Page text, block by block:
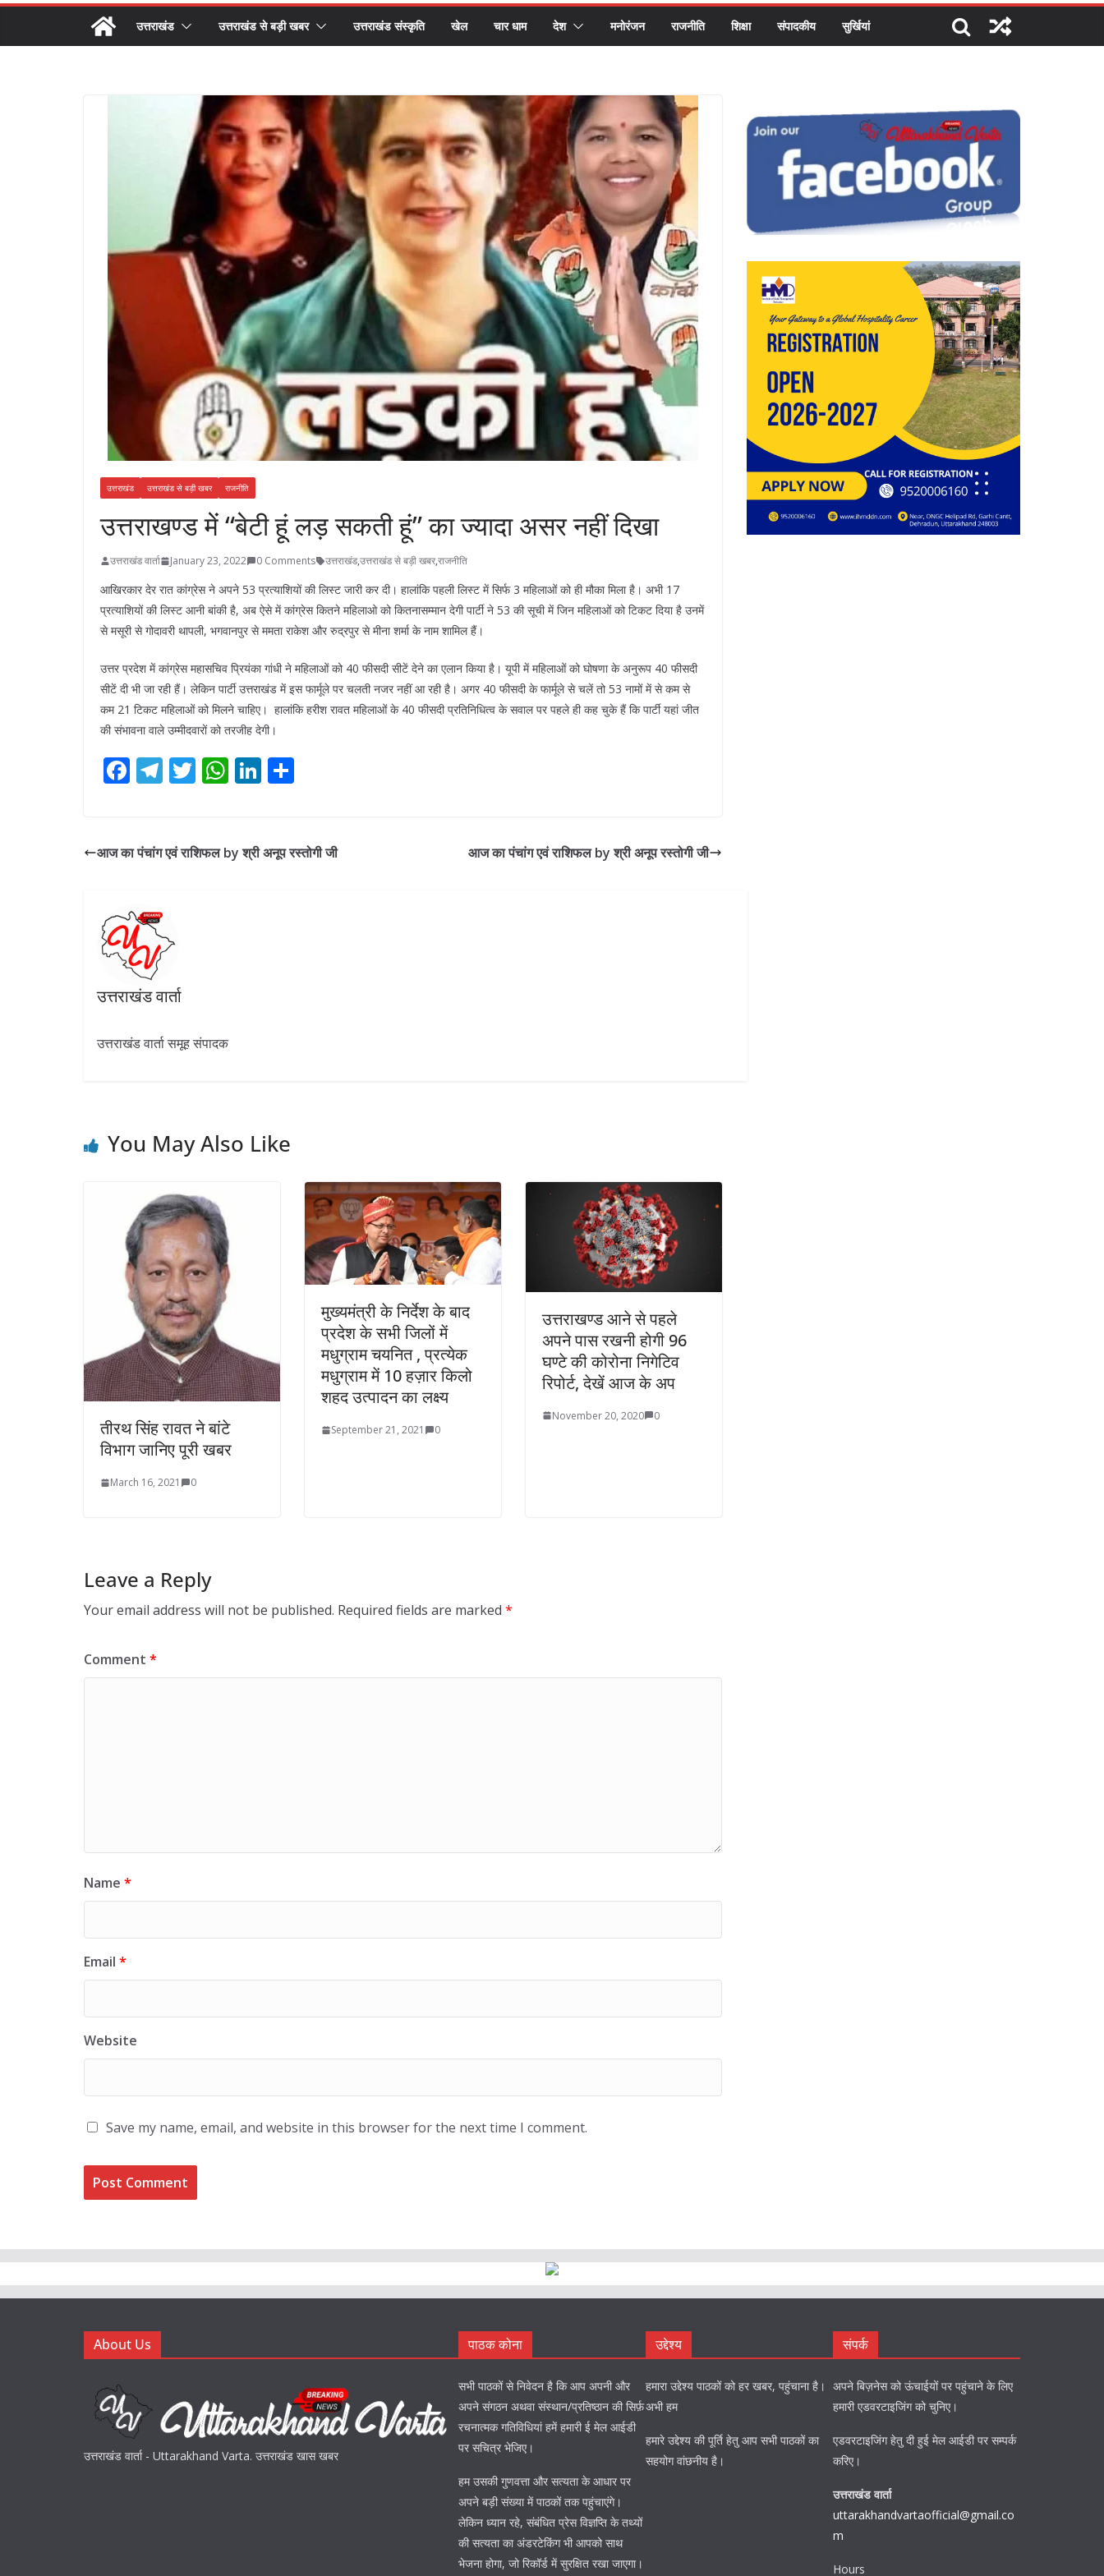
उत्तराखंड उत्तराखंड से बड़ी खबर उत्तराखंड संस्कृति खेल चार धाम देश मनोरंजन राजनीति शिक्षा संपादकीय सुर्खियां
उत्तराखंड उत्तराखंड से बड़ी खबर राजनीति
उत्तराखण्ड में “बेटी हूं लड़ सकती हूं” का ज्यादा असर नहीं दिखा
उत्तराखंड वार्ता January 23, 2022 0 Comments उत्तराखंड,उत्तराखंड से बड़ी खबर,राजनीति
आखिरकार देर रात कांग्रेस ने अपने 53 प्रत्याशियों की लिस्ट जारी कर दी। हालांकि पहली लिस्ट में सिर्फ 3 महिलाओं को ही मौका मिला है। अभी 17
प्रत्याशियों की लिस्ट आनी बांकी है, अब ऐसे में कांग्रेस कितने महिलाओ को कितनासम्मान देगी पार्टी ने 53 की सूची में जिन महिलाओं को टिकट दिया है उनमें
से मसूरी से गोदावरी थापली, भगवानपुर से ममता राकेश और रुद्रपुर से मीना शर्मा के नाम शामिल हैं।
उत्तर प्रदेश में कांग्रेस महासचिव प्रियंका गांधी ने महिलाओं को 40 फीसदी सीटें देने का एलान किया है। यूपी में महिलाओं को घोषणा के अनुरूप 40 फीसदी
सीटें दी भी जा रही हैं। लेकिन पार्टी उत्तराखंड में इस फार्मूले पर चलती नजर नहीं आ रही है। अगर 40 फीसदी के फार्मूले से चलें तो 53 नामों में से कम से
कम 21 टिकट महिलाओं को मिलने चाहिए। हालांकि हरीश रावत महिलाओं के 40 फीसदी प्रतिनिधित्व के सवाल पर पहले ही कह चुके हैं कि पार्टी यहां जीत
की संभावना वाले उम्मीदवारों को तरजीह देगी।
F
b
o
k
T
gr
T
er
W
s
Li
e e
आज का पंचांग एवं राशिफल by श्री अनूप रस्तोगी जी आज का पंचांग एवं राशिफल by श्री अनूप रस्तोगी जी
उत्तराखंड वार्ता
उत्तराखंड वार्ता समूह संपादक
You May Also Like
तीरथ सिंह रावत ने बांटे
विभाग जानिए पूरी खबर
March 16, 2021 0
मुख्यमंत्री के निर्देश के बाद
प्रदेश के सभी जिलों में
मधुग्राम चयनित , प्रत्येक
मधुग्राम में 10 हज़ार किलो
शहद उत्पादन का लक्ष्य
September 21, 2021 0
उत्तराखण्ड आने से पहले
अपने पास रखनी होगी 96
घण्टे की कोरोना निगेटिव
रिपोर्ट, देखें आज के अप
November 20, 2020 0
Leave a Reply
Your email address will not be published. Required fields are marked *
Comment *
Name *
Email *
Website
Save my name, email, and website in this browser for the next time I comment.
About Us
उत्तराखंड वार्ता - Uttarakhand Varta. उत्तराखंड खास खबर
पाठक कोना
सभी पाठकों से निवेदन है कि आप अपनी और
अपने संगठन अथवा संस्थान/प्रतिष्ठान की सिर्फ़
रचनात्मक गतिविधियां हमें हमारी ई मेल आईडी
पर सचित्र भेजिए।
हम उसकी गुणवत्ता और सत्यता के आधार पर
अपने बड़ी संख्या में पाठकों तक पहुंचाएंगे।
लेकिन ध्यान रहे, संबंधित प्रेस विज्ञप्ति के तथ्यों
की सत्यता का अंडरटेकिंग भी आपको साथ
भेजना होगा, जो रिकॉर्ड में सुरक्षित रखा जाएगा।
उद्देश्य
हमारा उद्देश्य पाठकों को हर खबर, पहुंचाना है।
अभी हम
हमारे उद्देश्य की पूर्ति हेतु आप सभी पाठकों का
सहयोग वांछनीय है।
संपर्क
अपने बिज़नेस को ऊंचाईयों पर पहुंचाने के लिए
हमारी एडवरटाइजिंग को चुनिए।
एडवरटाइजिंग हेतु दी हुई मेल आईडी पर सम्पर्क
करिए।
उत्तराखंड वार्ता
uttarakhandvartaofficial@gmail.co
m
Hours